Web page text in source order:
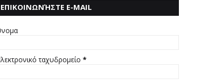
ΕΠΙΚΟΙΝΩΝΉΣΤΕ E-MAIL
ταχυδρομείο *